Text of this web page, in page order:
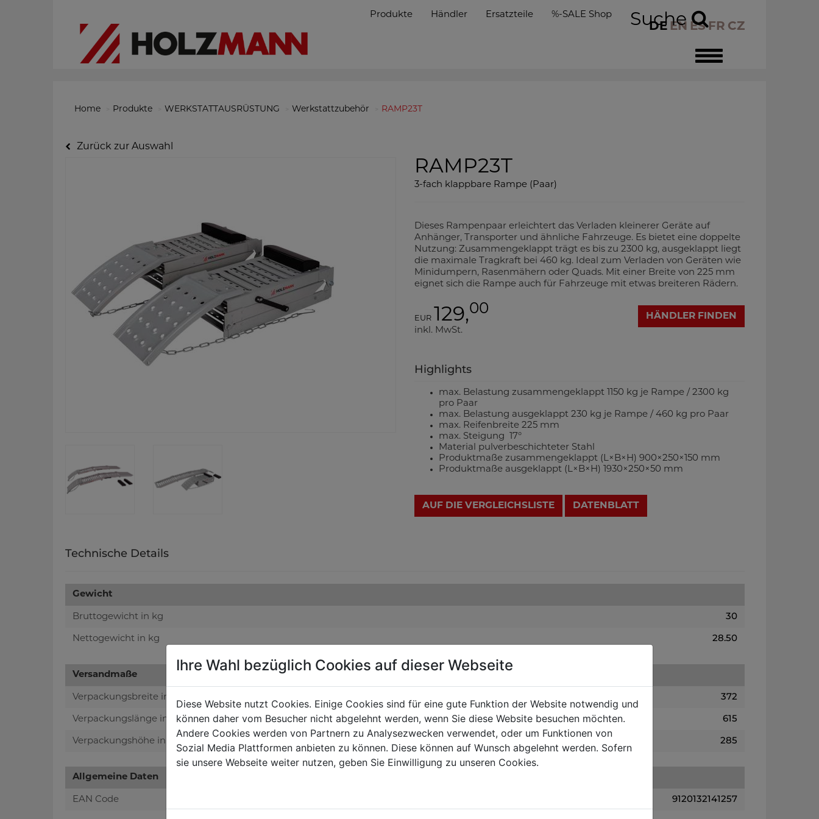
Toggle
navigation
DE EN ES FR CZ
Produkte Händler Ersatzteile %-SALE Shop Suche
Home Produkte WERKSTATTAUSRÜSTUNG Werkstattzubehör RAMP23T
Zurück zur Auswahl
RAMP23T
3-fach klappbare Rampe (Paar)
Dieses Rampenpaar erleichtert das Verladen kleinerer Geräte auf
Anhänger, Transporter und ähnliche Fahrzeuge. Es bietet eine doppelte
Nutzung: Zusammengeklappt trägt es bis zu 2300 kg, ausgeklappt liegt
die maximale Tragkraft bei 460 kg. Ideal zum Verladen von Geräten wie
Minidumpern, Rasenmähern oder Quads. Mit einer Breite von 225 mm
eignet sich die Rampe auch für Fahrzeuge mit etwas breiteren Rädern.
EUR 129,00
inkl. MwSt.
HÄNDLER FINDEN
Highlights
max. Belastung zusammengeklappt 1150 kg je Rampe / 2300 kg
pro Paar
max. Belastung ausgeklappt 230 kg je Rampe / 460 kg pro Paar
max. Reifenbreite 225 mm
max. Steigung 17°
Material pulverbeschichteter Stahl
Produktmaße zusammengeklappt (L×B×H) 900×250×150 mm
Produktmaße ausgeklappt (L×B×H) 1930×250×50 mm
AUF DIE VERGLEICHSLISTE DATENBLATT
Technische Details
Gewicht
Bruttogewicht in kg 30
Nettogewicht in kg 28.50
Versandmaße
Verpackungsbreite in mm 372
Verpackungslänge in mm 615
Verpackungshöhe in mm 285
Allgemeine Daten
EAN Code 9120132141257
Ihre Wahl bezüglich Cookies auf dieser Webseite
Diese Website nutzt Cookies. Einige Cookies sind für eine gute Funktion der Website notwendig und
können daher vom Besucher nicht abgelehnt werden, wenn Sie diese Website besuchen möchten.
Andere Cookies werden von Partnern zu Analysezwecken verwendet, oder um Funktionen von
Sozial Media Plattformen anbieten zu können. Diese können auf Wunsch abgelehnt werden. Sofern
sie unsere Webseite weiter nutzen, geben Sie Einwilligung zu unseren Cookies.